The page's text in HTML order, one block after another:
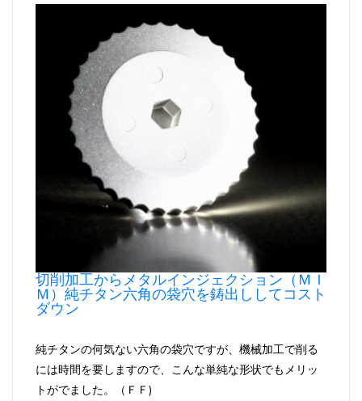
切削加工からメタルインジェクション（ＭＩ
Ｍ）純チタン六角の袋穴を鋳出ししてコスト
ダウン
純チタンの何気ない六角の袋穴ですが、機械加工で削る
には時間を要しますので、こんな単純な形状でもメリッ
トがでました。（ＦＦ)